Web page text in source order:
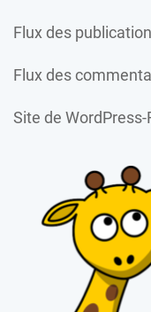
Flux des
Flux des
Site de WordPress-